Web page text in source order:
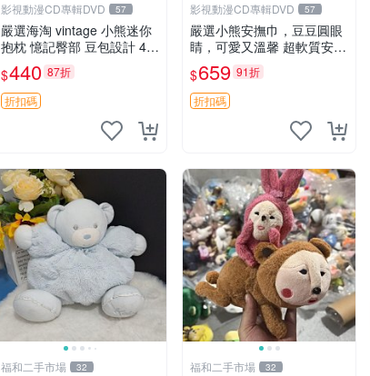
影視動漫CD專輯DVD 57
嚴選海淘 vintage 小熊迷你
抱枕 憶記臀部 豆包設計 4c
m 高 推薦收藏 迷你豆包小
熊、高臀部、豆袋抱枕
$440 87折
折扣碼
影視動漫CD專輯DVD 57
嚴選小熊安撫巾，豆豆圓眼
睛，可愛又溫馨 超軟質安撫
巾，豆豆設計，哄睡好幫手
約克豆豆眼安撫巾 數碼豆豆
眼
$659 91折
折扣碼
福和二手市場 32 福和二手市場 32